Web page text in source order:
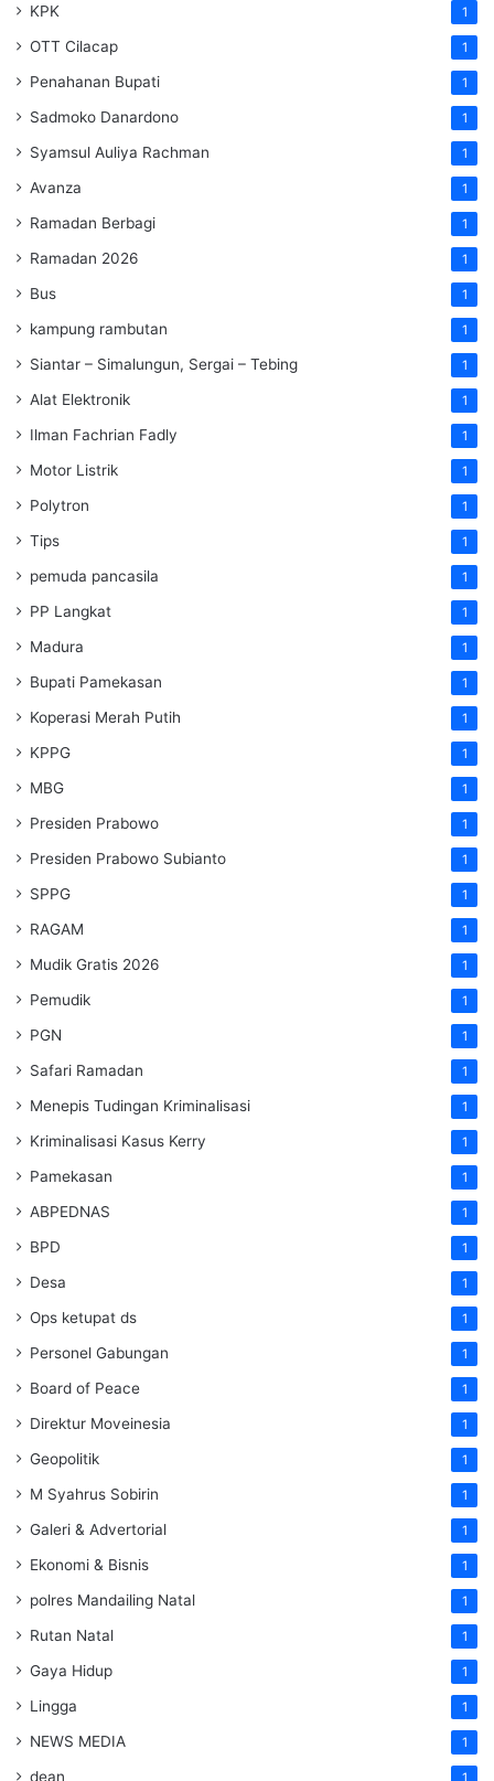
KPK 1
OTT Cilacap 1
Penahanan Bupati 1
Sadmoko Danardono 1
Syamsul Auliya Rachman 1
Avanza 1
Ramadan Berbagi 1
Ramadan 2026 1
Bus 1
kampung rambutan 1
Siantar – Simalungun, Sergai – Tebing 1
Alat Elektronik 1
Ilman Fachrian Fadly 1
Motor Listrik 1
Polytron 1
Tips 1
pemuda pancasila 1
PP Langkat 1
Madura 1
Bupati Pamekasan 1
Koperasi Merah Putih 1
KPPG 1
MBG 1
Presiden Prabowo 1
Presiden Prabowo Subianto 1
SPPG 1
RAGAM 1
Mudik Gratis 2026 1
Pemudik 1
PGN 1
Safari Ramadan 1
Menepis Tudingan Kriminalisasi 1
Kriminalisasi Kasus Kerry 1
Pamekasan 1
ABPEDNAS 1
BPD 1
Desa 1
Ops ketupat ds 1
Personel Gabungan 1
Board of Peace 1
Direktur Moveinesia 1
Geopolitik 1
M Syahrus Sobirin 1
Galeri & Advertorial 1
Ekonomi & Bisnis 1
polres Mandailing Natal 1
Rutan Natal 1
Gaya Hidup 1
Lingga 1
NEWS MEDIA 1
dean 1